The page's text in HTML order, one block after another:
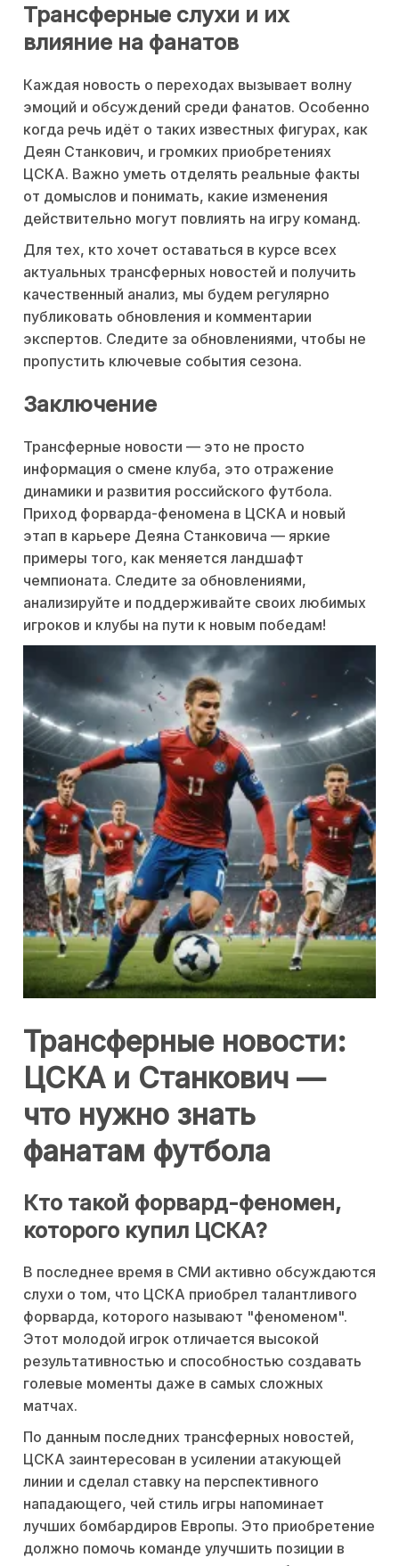
Трансферные слухи и их
влияние на фанатов
Каждая новость о переходах вызывает волну
эмоций и обсуждений среди фанатов. Особенно
когда речь идёт о таких известных фигурах, как
Деян Станкович, и громких приобретениях
ЦСКА. Важно уметь отделять реальные факты
от домыслов и понимать, какие изменения
действительно могут повлиять на игру команд.
Для тех, кто хочет оставаться в курсе всех
актуальных трансферных новостей и получить
качественный анализ, мы будем регулярно
публиковать обновления и комментарии
экспертов. Следите за обновлениями, чтобы не
пропустить ключевые события сезона.
Заключение
Трансферные новости — это не просто
информация о смене клуба, это отражение
динамики и развития российского футбола.
Приход форварда-феномена в ЦСКА и новый
этап в карьере Деяна Станковича — яркие
примеры того, как меняется ландшафт
чемпионата. Следите за обновлениями,
анализируйте и поддерживайте своих любимых
игроков и клубы на пути к новым победам!
Трансферные новости:
ЦСКА и Станкович —
что нужно знать
фанатам футбола
Кто такой форвард-феномен,
которого купил ЦСКА?
В последнее время в СМИ активно обсуждаются
слухи о том, что ЦСКА приобрел талантливого
форварда, которого называют "феноменом".
Этот молодой игрок отличается высокой
результативностью и способностью создавать
голевые моменты даже в самых сложных
матчах.
По данным последних трансферных новостей,
ЦСКА заинтересован в усилении атакующей
линии и сделал ставку на перспективного
нападающего, чей стиль игры напоминает
лучших бомбардиров Европы. Это приобретение
должно помочь команде улучшить позиции в